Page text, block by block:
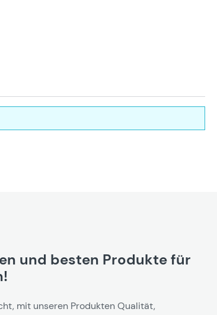
und besten Produkte für
mit unseren Produkten Qualität,